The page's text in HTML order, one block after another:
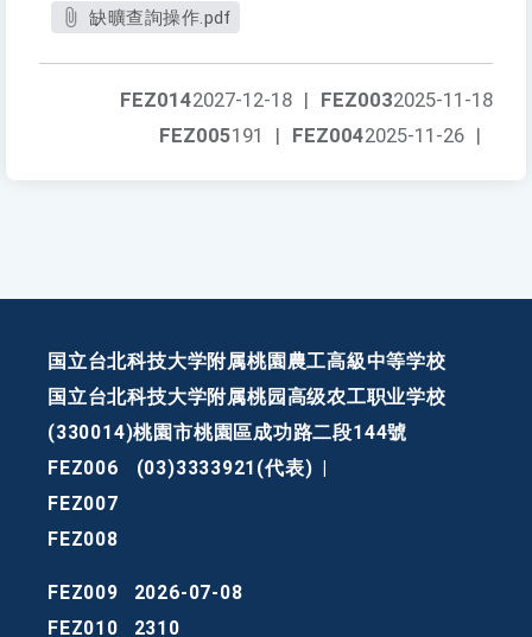
缺曠查詢操作.pdf
FEZ0032025-11-18
FEZ0142027-12-18 |
FEZ0042025-11-26 |
FEZ005191 |
国立台北科技大学附属桃園農工高級中等学校
国立台北科技大学附属桃园高级农工职业学校
(330014)桃園市桃園區成功路二段144號
FEZ006
(03)3333921(代表) |
FEZ007
FEZ008
FEZ009
2026-07-08
FEZ010
2310